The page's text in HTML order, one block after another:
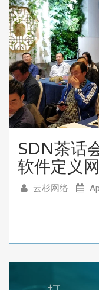
SDN茶话
软件定义
云杉网络